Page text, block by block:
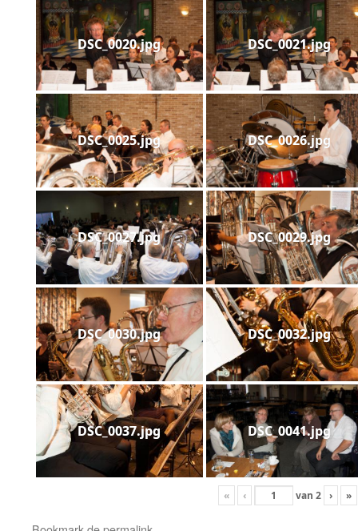
DSC_0020.jpg DSC_0021.jpg
DSC_0025.jpg DSC_0026.jpg
DSC_0027.jpg DSC_0029.jpg
DSC_0030.jpg DSC_0032.jpg
DSC_0037.jpg DSC_0041.jpg
« ‹ van 2 › »